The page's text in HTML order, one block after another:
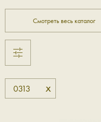
Смотреть весь каталог
0313 x